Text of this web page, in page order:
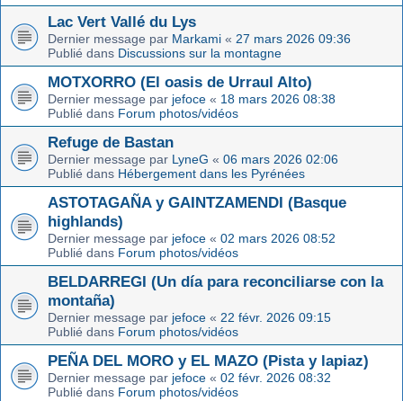
Lac Vert Vallé du Lys
Dernier message par Markami « 27 mars 2026 09:36
Publié dans Discussions sur la montagne
MOTXORRO (El oasis de Urraul Alto)
Dernier message par jefoce « 18 mars 2026 08:38
Publié dans Forum photos/vidéos
Refuge de Bastan
Dernier message par LyneG « 06 mars 2026 02:06
Publié dans Hébergement dans les Pyrénées
ASTOTAGAÑA y GAINTZAMENDI (Basque
highlands)
Dernier message par jefoce « 02 mars 2026 08:52
Publié dans Forum photos/vidéos
BELDARREGI (Un día para reconciliarse con la
montaña)
Dernier message par jefoce « 22 févr. 2026 09:15
Publié dans Forum photos/vidéos
PEÑA DEL MORO y EL MAZO (Pista y lapiaz)
Dernier message par jefoce « 02 févr. 2026 08:32
Publié dans Forum photos/vidéos